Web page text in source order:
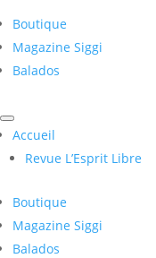
Boutique
Magazine Siggi
Balados
Accueil
Revue L’Esprit Libre
Boutique
Magazine Siggi
Balados